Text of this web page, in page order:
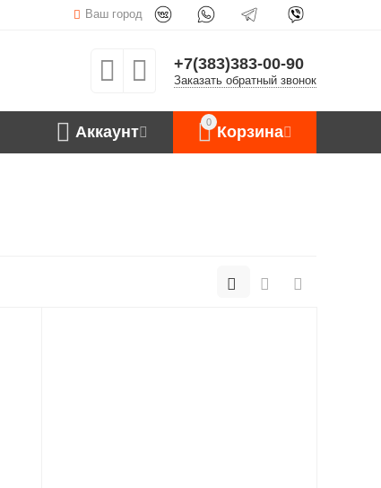
Ваш город
+7(383)383-00-90
Заказать обратный звонок
0
Корзина
Аккаунт